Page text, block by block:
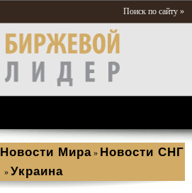
Поиск по сайту »
Новости Мира » Новости СНГ
» Украина